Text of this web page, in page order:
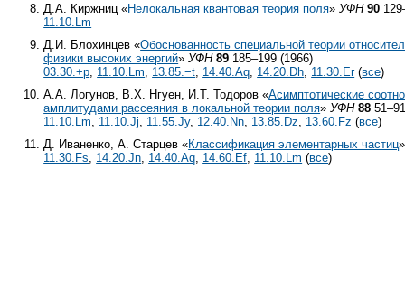
Д.А. Киржниц «Нелокальная квантовая теория поля»УФН 90
11.10.Lm
Д.И. Блохинцев «Обоснованность специальной теории
физики высоких энергий»УФН 89 185–199 (1966)
03.30.+p 11.10.Lm 13.85.−t 14.40.Aq 14.20.Dh 11.30.Er(все)
А.А. Логунов, В.Х. Нгуен, И.Т. Тодоров «Асимптотические
амплитудами рассеяния в локальной теории поля»УФН 88
11.10.Lm, 11.10.Jj, 11.55.Jy, 12.40.Nn, 13.85.Dz, 13.60.Fz (все)
Д. Иваненко, А. Старцев «Классификация элементарных частиц
11.30.Fs, 14.20.Jn, 14.40.Aq, 14.60.Ef, 11.10.Lm (все)